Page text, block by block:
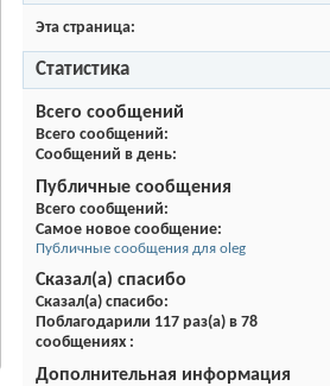
Эта страница
Статистика
Всего сообщений
Всего сообщений
Сообщений в день
Публичные сообщения
Всего сообщений
Самое новое сообщение
Публичные сообщения для oleg
Сказал(а) спасибо
Сказал(а) спасибо
Поблагодарили 117 раз(а) в 78
сообщениях
Дополнительная информация